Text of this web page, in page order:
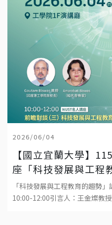
2026/06/04
【國立宜蘭大學】
座「科技發展與工程
「科技發展與工程教育的趨勢
10:00-12:00引言人：王金燦教